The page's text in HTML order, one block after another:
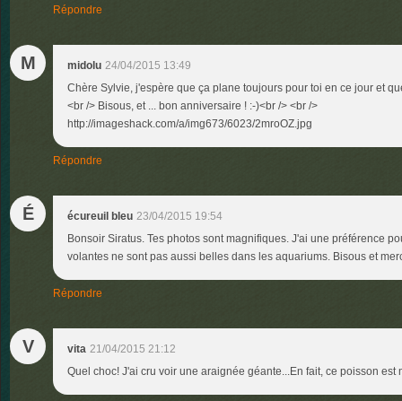
Répondre
M midolu 24/04/2015 13:49
Chère Sylvie, j'espère que ça plane toujours pour toi en ce jour et
<br /> Bisous, et ... bon anniversaire ! :-)<br /> <br />
http://imageshack.com/a/img673/6023/2mroOZ.jpg
Répondre
É écureuil bleu 23/04/2015 19:54
Bonsoir Siratus. Tes photos sont magnifiques. J'ai une préférence
volantes ne sont pas aussi belles dans les aquariums. Bisous et
Répondre
V vita 21/04/2015 21:12
Quel choc! J'ai cru voir une araignée géante...En fait, ce poisson est